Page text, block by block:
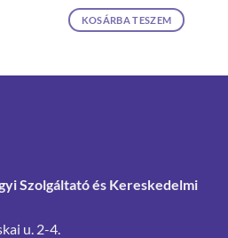
KOSÁRBA TESZEM
Szolgáltató és Kereskedelmi
u. 2-4.